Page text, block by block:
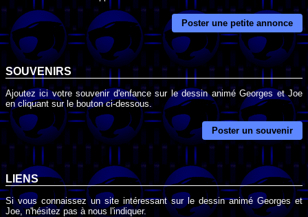
Poster une petite annonce
SOUVENIRS
Ajoutez ici votre souvenir d'enfance sur le dessin animé Georges et Joe
en cliquant sur le bouton ci-dessous.
Poster un souvenir
LIENS
Si vous connaissez un site intéressant sur le dessin animé Georges et
Joe, n'hésitez pas à nous l'indiquer.